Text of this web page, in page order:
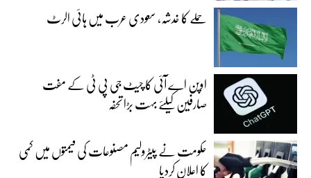
حملے کا خدشہ، سعودی عرب میں ہائی الرٹ
اوپن اے آئی کا چیٹ جی پی ٹی کے مفت
صارفین کیلئے بہت بڑا تحفہ
حکومت نے پیٹرولیم مصنوعات کی قیمتوں میں کمی
کا اعلان کردیا